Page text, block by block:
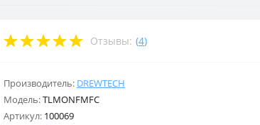
Отзывы: (4)
Производитель: DREWTECH
Модель:TLMONFMFC
Артикул: 100069